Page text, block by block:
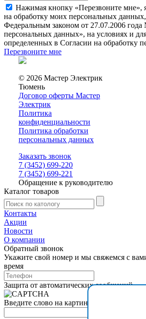
Нажимая кнопку «Перезвоните мне»,
на обработку моих персональных данных,
Федеральным законом от 27.07.2006
персональных данных», на условиях и
определенных в Согласии на обработку
Перезвоните мне
© 2026 Мастер Электрик
Тюмень
Договор оферты Мастер
Электрик
Политика
конфиденциальности
Политика обработки
персональных данных
Заказать звонок
7 (3452) 699-220
7 (3452) 699-221
Обращение к руководителю
Каталог товаров
Контакты
Акции
Новости
О компании
Обратный звонок
Укажите свой номер и мы свяжемся с
время
Защита от автоматических сообщений
Введите слово на картинке